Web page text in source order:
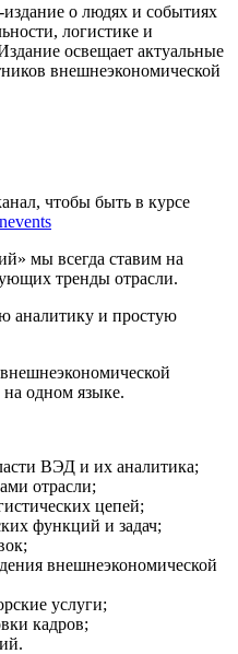
о людях и событиях
логистике и
освещает актуальные
внешнеэкономической
чтобы быть в курсе
мы всегда ставим на
тренды отрасли.
аналитику и простую
одном языке.
ВЭД и их аналитика;
отрасли;
цепей;
функций и задач;
внешнеэкономической
услуги;
кадров;